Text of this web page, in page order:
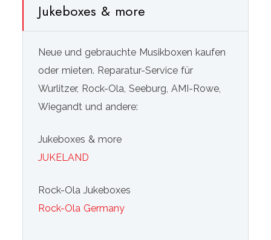
Jukeboxes & more
Neue und gebrauchte Musikboxen kaufen
oder mieten. Reparatur-Service für
Wurlitzer, Rock-Ola, Seeburg, AMI-Rowe,
Wiegandt und andere:
Jukeboxes & more
JUKELAND
Rock-Ola Jukeboxes
Rock-Ola Germany